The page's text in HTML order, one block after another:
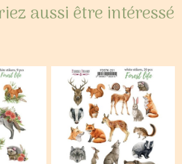
aussi être intéressé